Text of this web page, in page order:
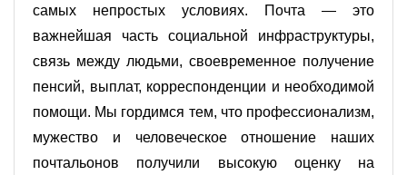
самых непростых условиях. Почта — это
важнейшая часть социальной инфраструктуры,
связь между людьми, своевременное получение
пенсий, выплат, корреспонденции и необходимой
помощи. Мы гордимся тем, что профессионализм,
мужество и человеческое отношение наших
почтальонов получили высокую оценку на